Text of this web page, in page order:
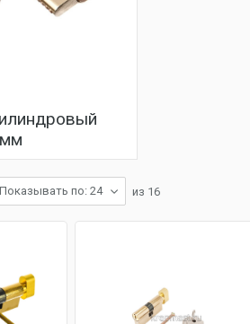
Показывать по: 24 из 16